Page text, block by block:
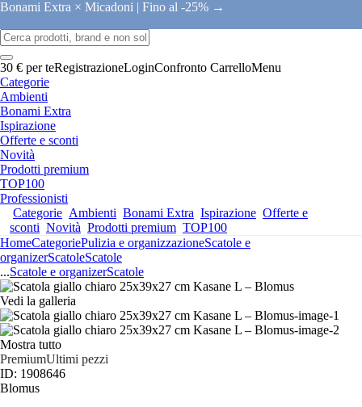
Bonami Extra × Micadoni | Fino al -25% →
30 € per teRegistrazioneLoginConfronto CarrelloMenu
Categorie
Ambienti
Bonami Extra
Ispirazione
Offerte e sconti
Novità
Prodotti premium
TOP100
Professionisti
Categorie Ambienti Bonami Extra Ispirazione Offerte e
sconti Novità Prodotti premium TOP100
HomeCategoriePulizia e organizzazioneScatole e
organizerScatoleScatole
...Scatole e organizerScatole
Vedi la galleria
Mostra tutto
PremiumUltimi pezzi
ID: 1908646
Blomus